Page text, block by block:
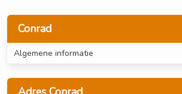
Conrad
Algemene informatie